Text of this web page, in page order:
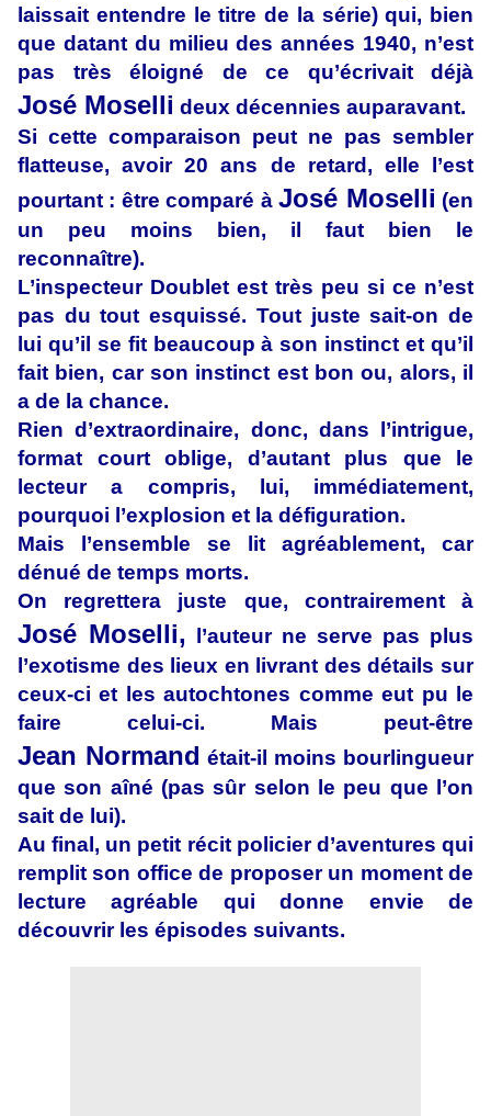
laissait entendre le titre de la série) qui, bien
que datant du milieu des années 1940, n’est
pas très éloigné de ce qu’écrivait déjà
José Moselli deux décennies auparavant.
Si cette comparaison peut ne pas sembler
flatteuse, avoir 20 ans de retard, elle l’est
pourtant : être comparé àJosé Moselli (en
un peu moins bien, il faut bien le
reconnaître).
L’inspecteur Doublet est très peu si ce n’est
pas du tout esquissé. Tout juste sait-on de
lui qu’il se fit beaucoup à son instinct et qu’il
fait bien, car son instinct est bon ou, alors, il
a de la chance.
Rien d’extraordinaire, donc, dans l’intrigue,
format court oblige, d’autant plus que le
lecteur a compris, lui, immédiatement,
pourquoi l’explosion et la défiguration.
Mais l’ensemble se lit agréablement, car
dénué de temps morts.
On regrettera juste que, contrairement à
José Moselli, l’auteur ne serve pas plus
l’exotisme des lieux en livrant des détails sur
ceux-ci et les autochtones comme eut pu le
faire celui-ci. Mais peut-être
Jean Normand était-il moins bourlingueur
que son aîné (pas sûr selon le peu que l’on
sait de lui).
Au final, un petit récit policier d’aventures qui
remplit son office de proposer un moment de
lecture agréable qui donne envie de
découvrir les épisodes suivants.